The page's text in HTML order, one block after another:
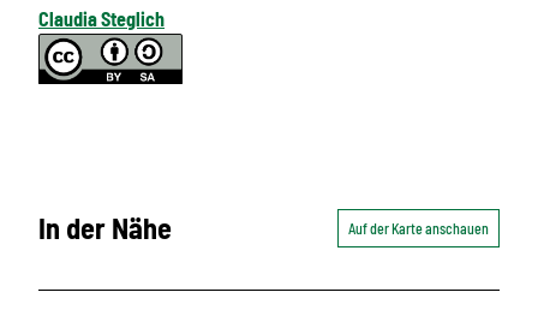
Claudia Steglich
In der Nähe Auf der Karte anschauen